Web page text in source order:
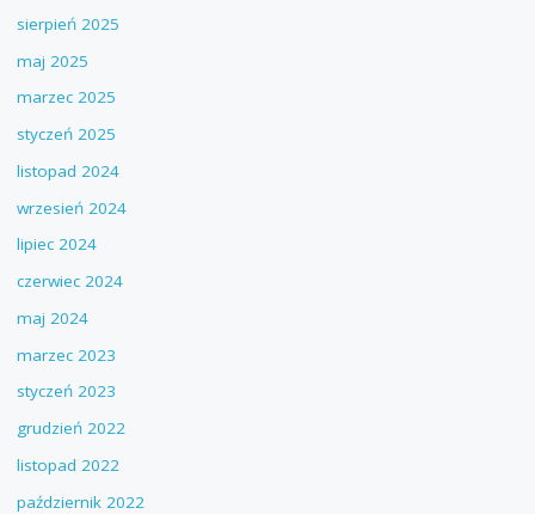
sierpień 2025
maj 2025
marzec 2025
styczeń 2025
listopad 2024
wrzesień 2024
lipiec 2024
czerwiec 2024
maj 2024
marzec 2023
styczeń 2023
grudzień 2022
listopad 2022
październik 2022